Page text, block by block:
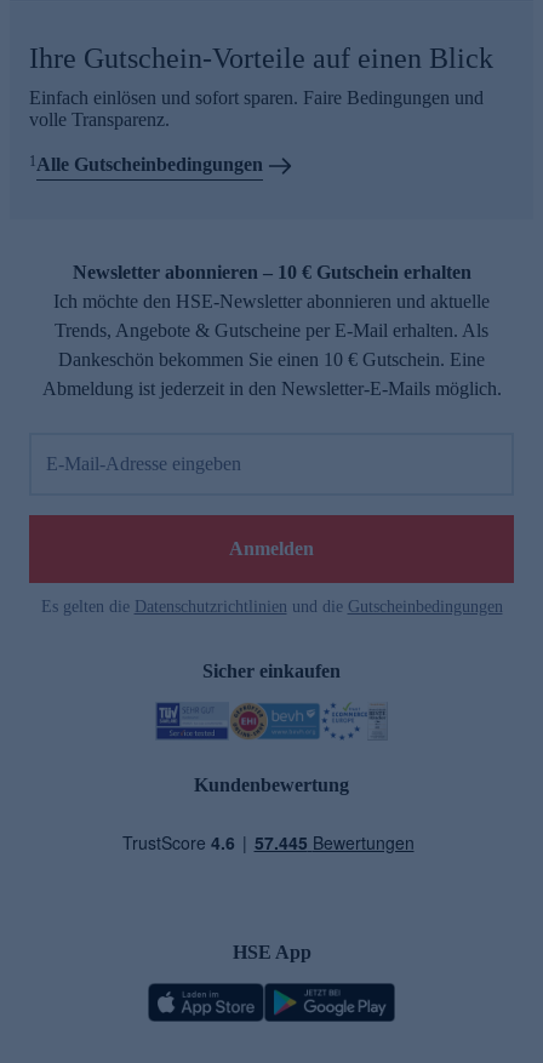
Ihre Gutschein-Vorteile auf einen Blick
Einfach einlösen und sofort sparen. Faire Bedingungen und
volle Transparenz.
1 Alle Gutscheinbedingungen
Newsletter abonnieren – 10 € Gutschein erhalten
Ich möchte den HSE-Newsletter abonnieren und aktuelle
Trends, Angebote & Gutscheine per E-Mail erhalten. Als
Dankeschön bekommen Sie einen 10 € Gutschein. Eine
Abmeldung ist jederzeit in den Newsletter-E-Mails möglich.
E-Mail-Adresse eingeben
Anmelden
Es gelten die Datenschutzrichtlinien und die Gutscheinbedingungen
Sicher einkaufen
Kundenbewertung
HSE App